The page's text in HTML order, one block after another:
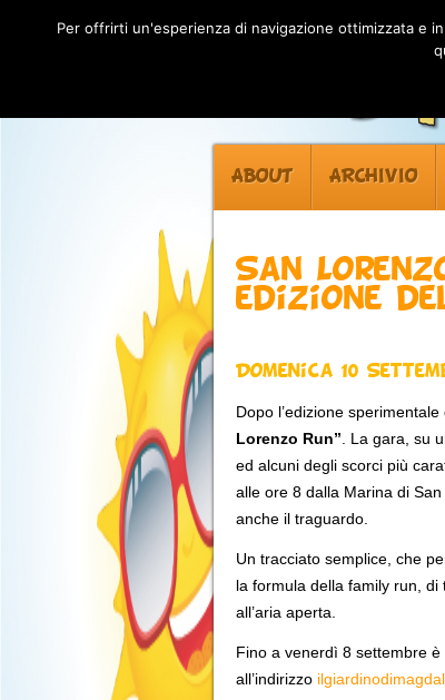
ABOUT ARCHIVIO
San
edizione
Domenica 10
Dopo l’edizione
Lorenzo Run” . La gara, su
ed alcuni degli scorci più
alle ore 8 dalla Marina di
anche il traguardo.
Un tracciato semplice, che
la formula della family run,
all’aria aperta.
Fino a venerdì 8 settembre
all’indirizzo
Per offrirti un'esperienza di navigazione ottimizzata e